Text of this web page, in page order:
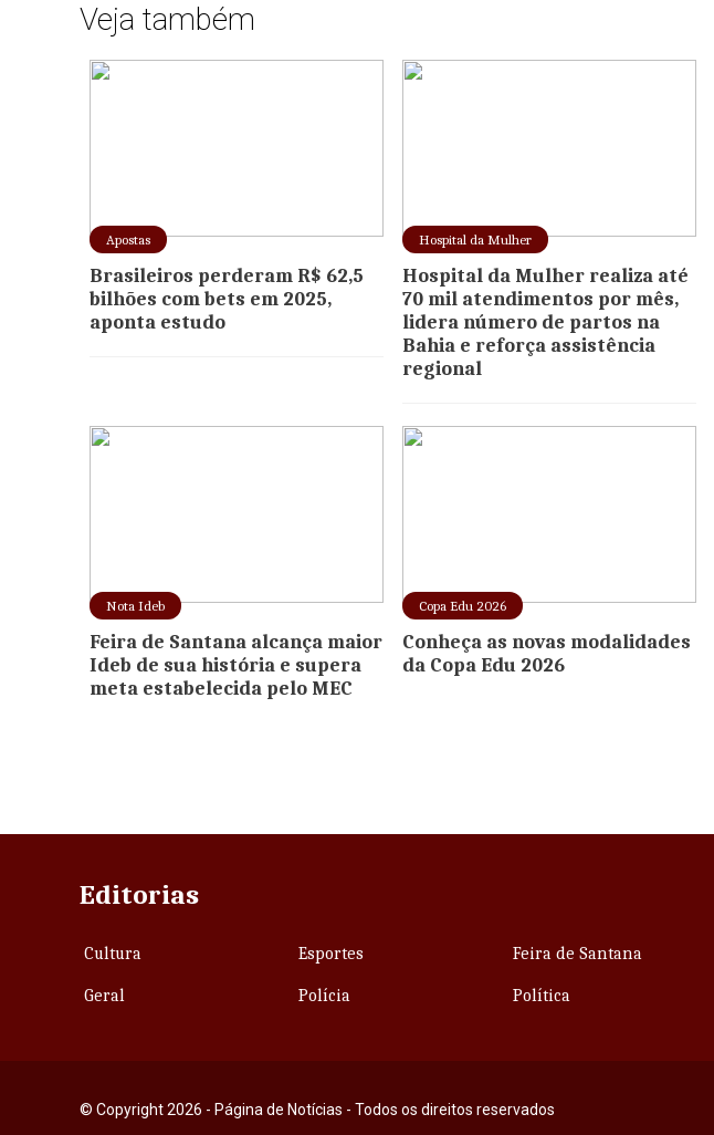
Veja também
Apostas
Brasileiros perderam R$ 62,5
bilhões com bets em 2025,
aponta estudo
Hospital da Mulher
Hospital da Mulher realiza até
70 mil atendimentos por mês,
lidera número de partos na
Bahia e reforça assistência
regional
Nota Ideb
Feira de Santana alcança maior
Ideb de sua história e supera
meta estabelecida pelo MEC
Copa Edu 2026
Conheça as novas modalidades
da Copa Edu 2026
Editorias
Cultura Esportes Feira de Santana
Geral Polícia Política
© Copyright 2026 - Página de Notícias - Todos os direitos reservados